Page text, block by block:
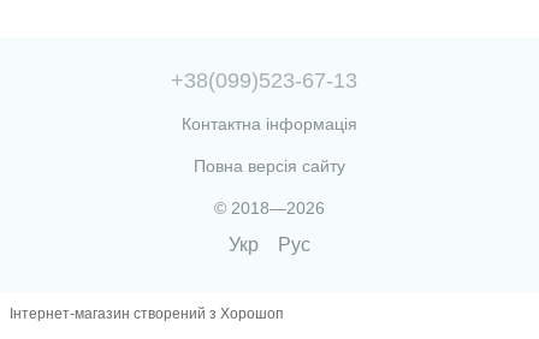
+38(099)523-67-13
Контактна інформація
Повна версія сайту
© 2018—2026
Укр Рус
Інтернет-магазин створений з Хорошоп